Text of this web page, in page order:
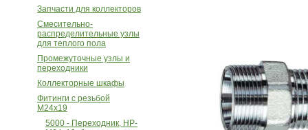
Запчасти для коллекторов
Смесительно-
распределительные узлы
для теплого пола
Промежуточные узлы и
переходники
Коллекторные шкафы
Фитинги с резьбой
M24х19
5000 - Переходник, НР-